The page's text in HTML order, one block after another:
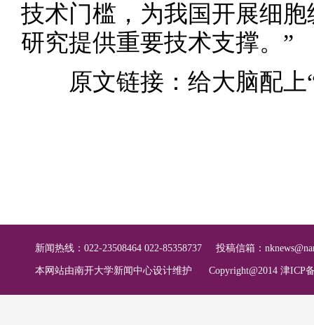
技术门槛，为我国开展细
研究提供重要技术支撑。”
原文链接： 给大脑配上
新闻热线：022-23508464 022-85358737 投稿信箱：
本网站由南开大学新闻中心设计维护 Copyright@2014 津ICP